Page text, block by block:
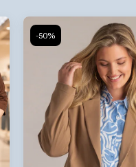
-50%